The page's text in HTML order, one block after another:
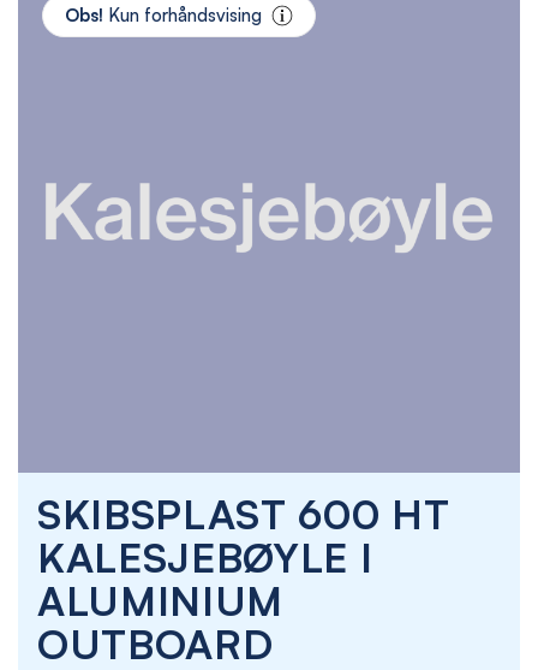
SKIBSPLAST 600 HT
KALESJEBØYLE I
ALUMINIUM
OUTBOARD
Obs! Kun forhåndsvising
the
beginning
the
images
gallery